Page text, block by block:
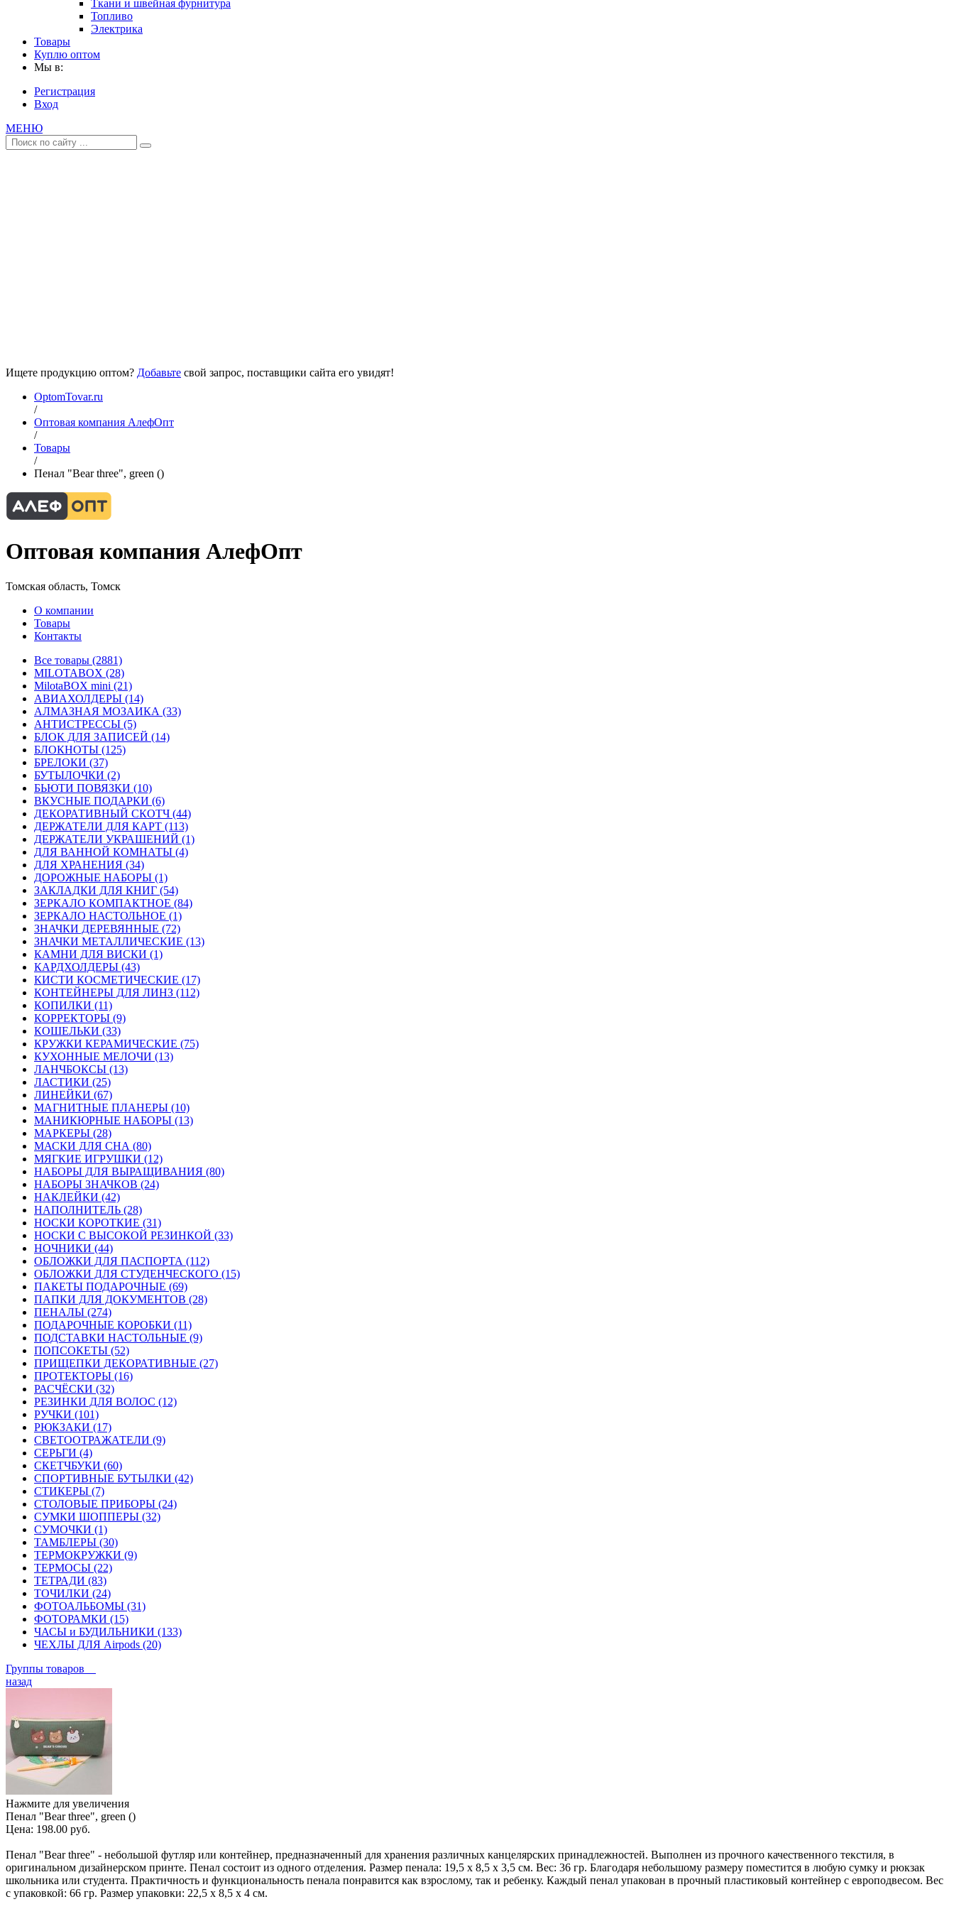
Ткани и швейная фурнитура
Топливо
Электрика
Товары
Куплю оптом
Мы в:
Регистрация
Вход
МЕНЮ
Ищете продукцию оптом? Добавьте свой запрос, поставщики сайта его увидят!
OptomTovar.ru
/
Оптовая компания АлефОпт
/
Товары
/
Пенал "Bear three", green ()
Оптовая компания АлефОпт
Томская область, Томск
О компании
Товары
Контакты
Все товары (2881)
MILOTABOX (28)
MilotaBOX mini (21)
АВИАХОЛДЕРЫ (14)
АЛМАЗНАЯ МОЗАИКА (33)
АНТИСТРЕССЫ (5)
БЛОК ДЛЯ ЗАПИСЕЙ (14)
БЛОКНОТЫ (125)
БРЕЛОКИ (37)
БУТЫЛОЧКИ (2)
БЬЮТИ ПОВЯЗКИ (10)
ВКУСНЫЕ ПОДАРКИ (6)
ДЕКОРАТИВНЫЙ СКОТЧ (44)
ДЕРЖАТЕЛИ ДЛЯ КАРТ (113)
ДЕРЖАТЕЛИ УКРАШЕНИЙ (1)
ДЛЯ ВАННОЙ КОМНАТЫ (4)
ДЛЯ ХРАНЕНИЯ (34)
ДОРОЖНЫЕ НАБОРЫ (1)
ЗАКЛАДКИ ДЛЯ КНИГ (54)
ЗЕРКАЛО КОМПАКТНОЕ (84)
ЗЕРКАЛО НАСТОЛЬНОЕ (1)
ЗНАЧКИ ДЕРЕВЯННЫЕ (72)
ЗНАЧКИ МЕТАЛЛИЧЕСКИЕ (13)
КАМНИ ДЛЯ ВИСКИ (1)
КАРДХОЛДЕРЫ (43)
КИСТИ КОСМЕТИЧЕСКИЕ (17)
КОНТЕЙНЕРЫ ДЛЯ ЛИНЗ (112)
КОПИЛКИ (11)
КОРРЕКТОРЫ (9)
КОШЕЛЬКИ (33)
КРУЖКИ КЕРАМИЧЕСКИЕ (75)
КУХОННЫЕ МЕЛОЧИ (13)
ЛАНЧБОКСЫ (13)
ЛАСТИКИ (25)
ЛИНЕЙКИ (67)
МАГНИТНЫЕ ПЛАНЕРЫ (10)
МАНИКЮРНЫЕ НАБОРЫ (13)
МАРКЕРЫ (28)
МАСКИ ДЛЯ СНА (80)
МЯГКИЕ ИГРУШКИ (12)
НАБОРЫ ДЛЯ ВЫРАЩИВАНИЯ (80)
НАБОРЫ ЗНАЧКОВ (24)
НАКЛЕЙКИ (42)
НАПОЛНИТЕЛЬ (28)
НОСКИ КОРОТКИЕ (31)
НОСКИ С ВЫСОКОЙ РЕЗИНКОЙ (33)
НОЧНИКИ (44)
ОБЛОЖКИ ДЛЯ ПАСПОРТА (112)
ОБЛОЖКИ ДЛЯ СТУДЕНЧЕСКОГО (15)
ПАКЕТЫ ПОДАРОЧНЫЕ (69)
ПАПКИ ДЛЯ ДОКУМЕНТОВ (28)
ПЕНАЛЫ (274)
ПОДАРОЧНЫЕ КОРОБКИ (11)
ПОДСТАВКИ НАСТОЛЬНЫЕ (9)
ПОПСОКЕТЫ (52)
ПРИЩЕПКИ ДЕКОРАТИВНЫЕ (27)
ПРОТЕКТОРЫ (16)
РАСЧЁСКИ (32)
РЕЗИНКИ ДЛЯ ВОЛОС (12)
РУЧКИ (101)
РЮКЗАКИ (17)
СВЕТООТРАЖАТЕЛИ (9)
СЕРЬГИ (4)
СКЕТЧБУКИ (60)
СПОРТИВНЫЕ БУТЫЛКИ (42)
СТИКЕРЫ (7)
СТОЛОВЫЕ ПРИБОРЫ (24)
СУМКИ ШОППЕРЫ (32)
СУМОЧКИ (1)
ТАМБЛЕРЫ (30)
ТЕРМОКРУЖКИ (9)
ТЕРМОСЫ (22)
ТЕТРАДИ (83)
ТОЧИЛКИ (24)
ФОТОАЛЬБОМЫ (31)
ФОТОРАМКИ (15)
ЧАСЫ и БУДИЛЬНИКИ (133)
ЧЕХЛЫ ДЛЯ Airpods (20)
Группы товаров
назад
Нажмите для увеличения
Пенал "Bear three", green ()
Цена: 198.00 руб.
Пенал "Bear three" - небольшой футляр или контейнер, предназначенный для хранения различных канцелярских принадлежностей. Выполнен из прочного качественного текстиля, в
оригинальном дизайнерском принте. Пенал состоит из одного отделения. Размер пенала: 19,5 х 8,5 х 3,5 см. Вес: 36 гр. Благодаря небольшому размеру поместится в любую сумку и рюкзак
школьника или студента. Практичность и функциональность пенала понравится как взрослому, так и ребенку. Каждый пенал упакован в прочный пластиковый контейнер с европодвесом. Вес
с упаковкой: 66 гр. Размер упаковки: 22,5 х 8,5 х 4 см.